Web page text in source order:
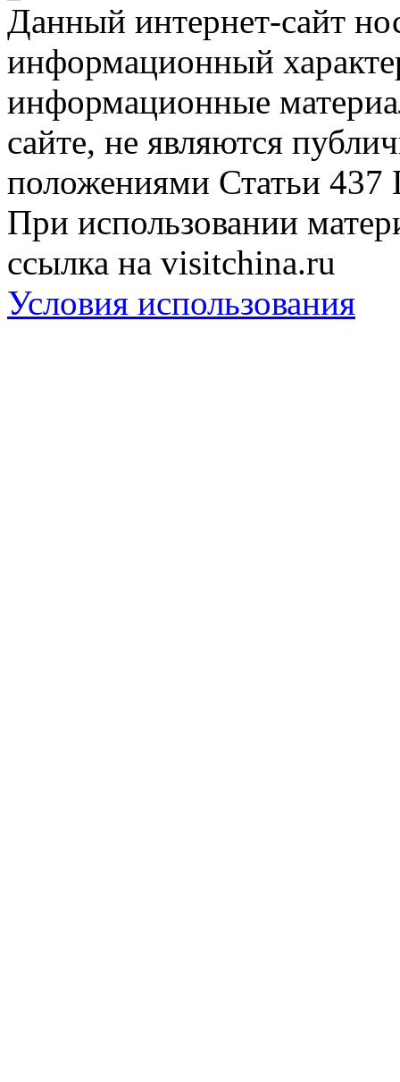
Данный интернет-сайт
информационный
информационные
сайте, не являются
положениями Статьи 437
При использовании
ссылка на visitchina.ru
Условия использования